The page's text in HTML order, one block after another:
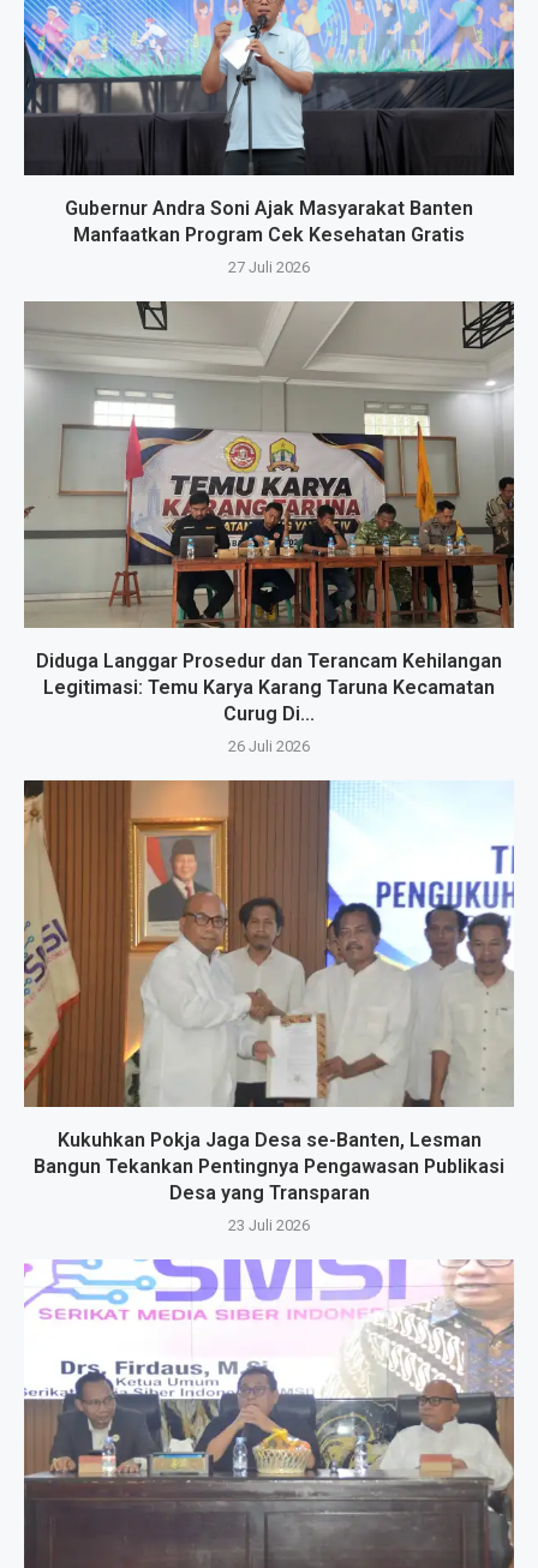
Gubernur Andra Soni Ajak Masyarakat Banten
Manfaatkan Program Cek Kesehatan Gratis
27 Juli 2026
Diduga Langgar Prosedur dan Terancam Kehilangan
Legitimasi: Temu Karya Karang Taruna Kecamatan
Curug Di...
26 Juli 2026
Kukuhkan Pokja Jaga Desa se-Banten, Lesman
Bangun Tekankan Pentingnya Pengawasan Publikasi
Desa yang Transparan
23 Juli 2026